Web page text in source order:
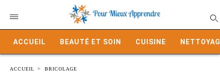
ACCUEIL BEAUTÉ ET SOIN CUISINE
ACCUEIL BRICOLAGE